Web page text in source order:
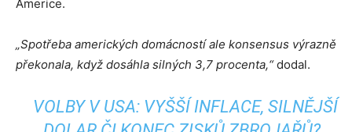
Americe.
„Spotřeba amerických domácností ale konsensus výrazně
překonala, když dosáhla silných 3,7 procenta,“dodal.
VOLBY V USA: VYŠŠÍ INFLACE, SILNĚJŠÍ